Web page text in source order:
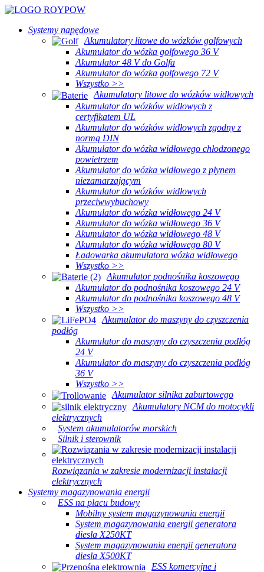
Systemy napędowe
Akumulatory litowe do wózków golfowych
Akumulator do wózka golfowego 36 V
Akumulator 48 V do Golfa
Akumulator do wózka golfowego 72 V
Wszystko >>
Akumulatory litowe do wózków widłowych
Akumulator do wózków widłowych z
certyfikatem UL
Akumulator do wózków widłowych zgodny z
normą DIN
Akumulator do wózka widłowego chłodzonego
powietrzem
Akumulator do wózka widłowego z płynem
niezamarzającym
Akumulator do wózków widłowych
przeciwwybuchowy
Akumulator do wózka widłowego 24 V
Akumulator do wózka widłowego 36 V
Akumulator do wózka widłowego 48 V
Akumulator do wózka widłowego 80 V
Ładowarka akumulatora wózka widłowego
Wszystko >>
Akumulator podnośnika koszowego
Akumulator do podnośnika koszowego 24 V
Akumulator do podnośnika koszowego 48 V
Wszystko >>
Akumulator do maszyny do czyszczenia
podłóg
Akumulator do maszyny do czyszczenia podłóg
24 V
Akumulator do maszyny do czyszczenia podłóg
36 V
Wszystko >>
Akumulator silnika zaburtowego
Akumulatory NCM do motocykli
elektrycznych
System akumulatorów morskich
Silnik i sterownik
Rozwiązania w zakresie modernizacji instalacji
elektrycznych
Systemy magazynowania energii
ESS na placu budowy
Mobilny system magazynowania energii
System magazynowania energii generatora
diesla X250KT
System magazynowania energii generatora
diesla X500KT
ESS komercyjne i